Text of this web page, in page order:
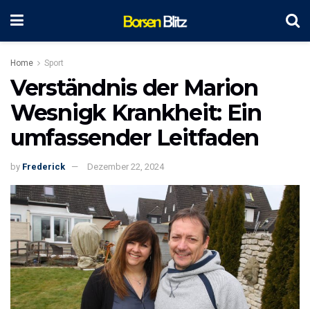
Home Sport
Verständnis der Marion
Wesnigk Krankheit: Ein
umfassender Leitfaden
by Frederick Dezember 22, 2024